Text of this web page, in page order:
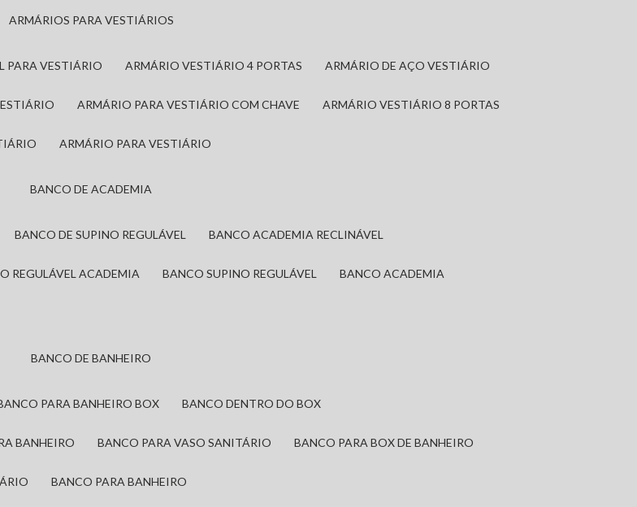
ARMÁRIOS PARA VESTIÁRIOS
PARA VESTIÁRIO ARMÁRIO VESTIÁRIO 4 PORTAS ARMÁRIO DE AÇO VESTIÁRIO
ARMÁRIO PARA VESTIÁRIO COM CHAVE ARMÁRIO VESTIÁRIO 8 PORTAS
ARMÁRIO PARA VESTIÁRIO
BANCO DE ACADEMIA
BANCO DE SUPINO REGULÁVEL BANCO ACADEMIA RECLINÁVEL
REGULÁVEL ACADEMIA BANCO SUPINO REGULÁVEL BANCO ACADEMIA
BANCO DE BANHEIRO
BANCO PARA BANHEIRO BOX BANCO DENTRO DO BOX
BANHEIRO BANCO PARA VASO SANITÁRIO BANCO PARA BOX DE BANHEIRO
BANCO PARA BANHEIRO